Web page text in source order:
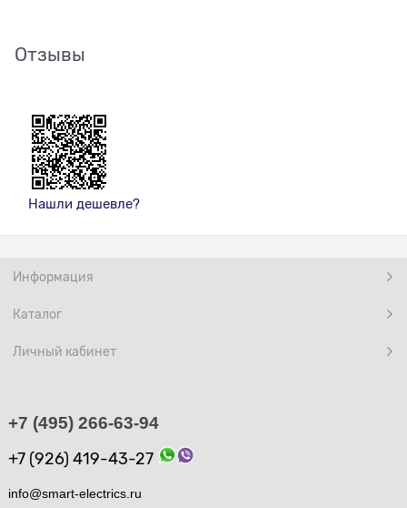
Отзывы
Нашли дешевле?
Информация
Каталог
Личный кабинет
+7 (495) 266-63-94
+7 (926) 419-43-27
info@smart-electrics.ru